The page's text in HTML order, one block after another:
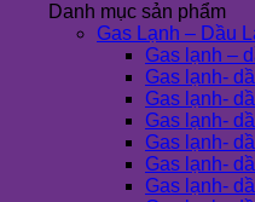
Danh mục sản phẩm
Gas Lạnh – Dầu
Gas lạnh –
Gas lạnh-
Gas lạnh-
Gas lạnh-
Gas lạnh-
Gas lạnh-
Gas lạnh-